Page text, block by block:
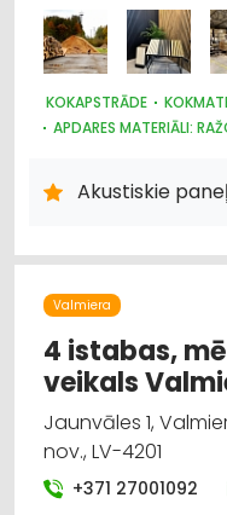
KOKAPSTRĀDE
APDARES MATERIĀLI:
APDARES MATERIĀLI:
DIZAINS UN INTERJERS;
BŪVMATERIĀLU,
Akustiskie
Valmiera
4 istabas,
veikals
Jaunvāles 1,
nov., LV-4201
+371 27001092